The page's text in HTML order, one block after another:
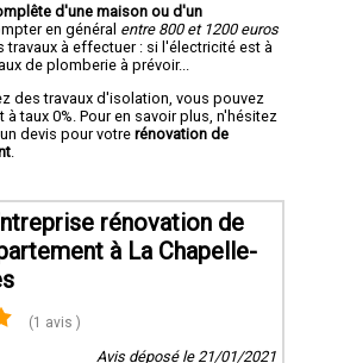
d'une maison ou d'un
en général entre 800 et 1200 euros
travaux à effectuer : si l'électricité est à
de plomberie à prévoir...
des travaux d'isolation, vous pouvez
taux 0%. Pour en savoir plus, n'hésitez
devis pour votre rénovation de
rénovation de
à La Chapelle-
(1 avis )
Avis déposé le 21/01/2021